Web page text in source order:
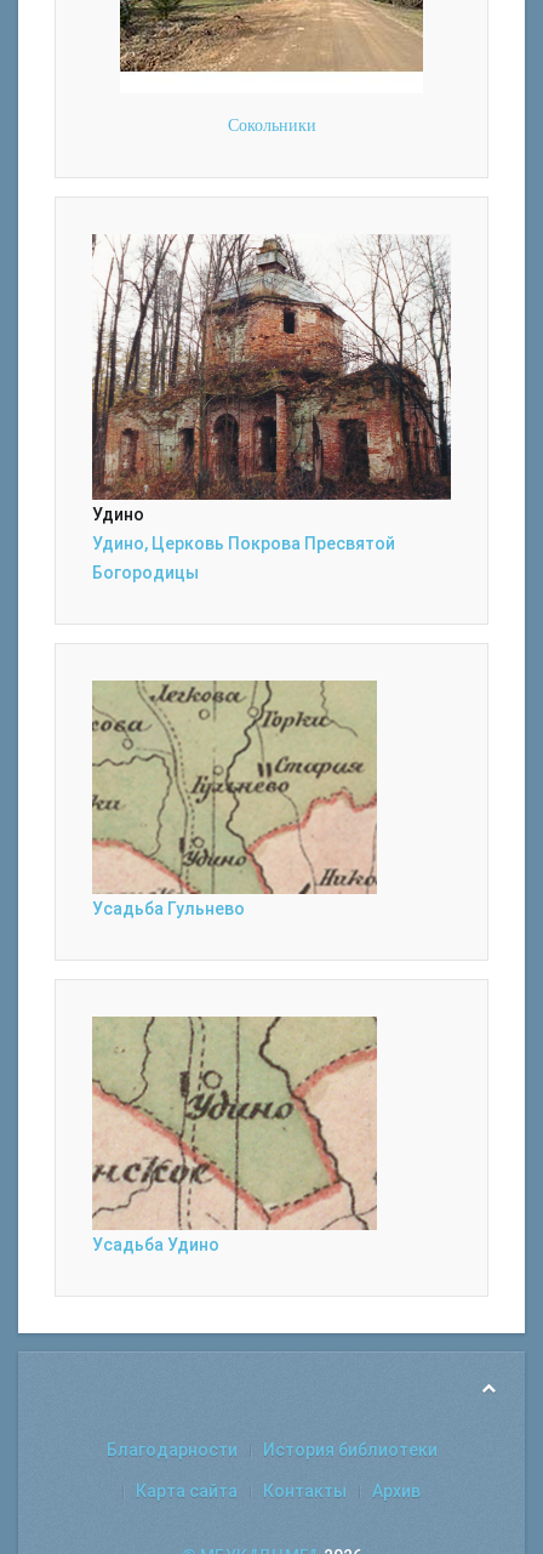
Сокольники
Удино
Удино, Церковь Покрова Пресвятой
Богородицы
Усадьба Гульнево
Усадьба Удино
Благодарности История библиотеки
Карта сайта Контакты Архив